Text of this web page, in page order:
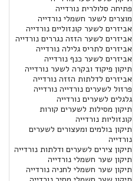
פתיחה סלולרית נורדייה
מוצרים לשער חשמלי נורדייה
אביזרים לשער קונזוליים נורדייה
אביזרים לשער הזזה נגררים נורדייה
אביזרים לתריס גלילה נורדייה
אביזרים לשער כנף נורדייה
תיקון פיקוד ובקרה לשער נורדייה
אביזרים לדלתות הזזה נורדייה
פרזול לשערים נורדייה נורדייה
גלגלים לשערים נורדייה
תיקון מסילות לשערים קורות
קונזוליות נורדייה
תיקון בולמים ומעצורים לשערים
נורדייה
תיקון צירים לשערים ודלתות נורדייה
תיקון שער חשמלי נורדייה
תיקון שער חשמלי לחניה נורדייה